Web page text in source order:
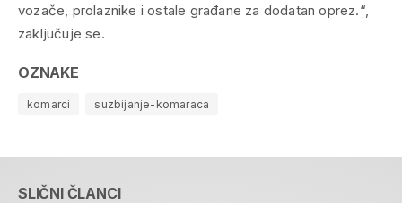
vozače, prolaznike i ostale građane za dodatan oprez.“,
zaključuje se.
OZNAKE
komarci suzbijanje-komaraca
SLIČNI ČLANCI